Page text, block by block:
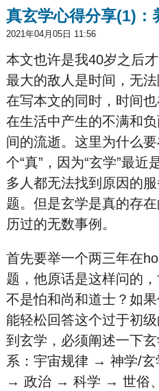
真玄学心得分享(1)：
2021年04月05日 11:56
本文也许是我40岁之后
最大的敌人是时间，无
在写本文的同时，时间
在生活中产生的不满和
间的流逝。这里为什么
个“真”，因为“玄学”最
多人都无法找到原因的
题。但是玄学是真的存
历过的无数事例。
首先要举一个两三年在
题，他原话是这样问的
不是怕和尚和道士？如
能轻松回答这个过于初
到玄学，必须阐述一下
系：宇宙规律 → 神学/
→ 政治 → 科学 → 世俗